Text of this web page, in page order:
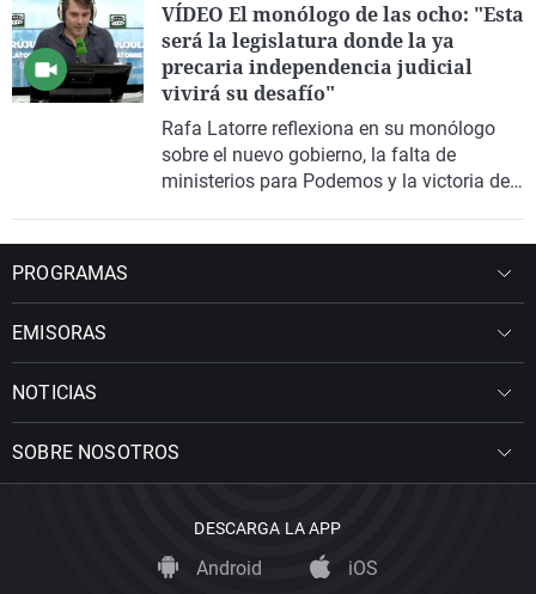
VÍDEO El monólogo de las ocho: "Esta
será la legislatura donde la ya
precaria independencia judicial
vivirá su desafío"
Rafa Latorre reflexiona en su monólogo
sobre el nuevo gobierno, la falta de
ministerios para Podemos y la victoria de
PROGRAMAS
EMISORAS
NOTICIAS
SOBRE NOSOTROS
DESCARGA LA APP
Android iOS